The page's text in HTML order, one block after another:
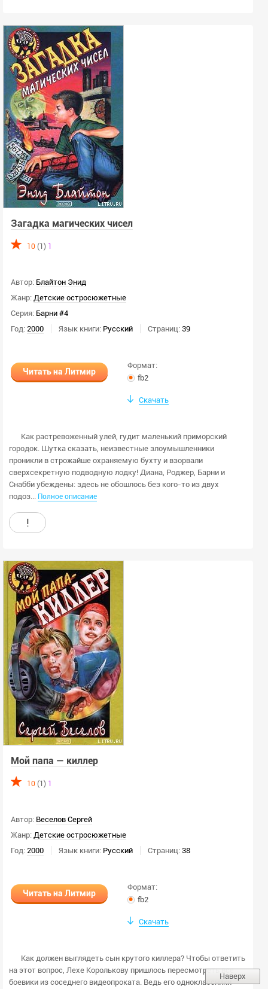
Загадка магических чисел
10 (1) 1
Автор: Блайтон Энид
Жанр: Детские остросюжетные
Серия: Барни #4
Год: 2000 Язык книги: Русский Страниц: 39
Читать на Литмир
Формат:
fb2
Скачать
Как растревоженный улей, гудит маленький приморский
городок. Шутка сказать, неизвестные злоумышленники
проникли в строжайше охраняемую бухту и взорвали
сверхсекретную подводную лодку! Диана, Роджер, Барни и
Снабби убеждены: здесь не обошлось без кого-то из двух
подоз...
Полное описание
!
Мой папа — киллер
10 (1) 1
Автор: Веселов Сергей
Жанр: Детские остросюжетные
Год: 2000 Язык книги: Русский Страниц: 38
Читать на Литмир
Формат:
fb2
Скачать
Как должен выглядеть сын крутого киллера? Чтобы ответить
на этот вопрос, Лехе Королькову пришлось пересмотреть все
боевики из соседнего видеопроката. Ведь его одноклассники
Наверх